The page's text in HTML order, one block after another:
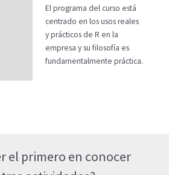
El programa del curso está
centrado en los usos reales
y prácticos de R en la
empresa y su filosofía es
fundamentalmente práctica.
el primero en conocer